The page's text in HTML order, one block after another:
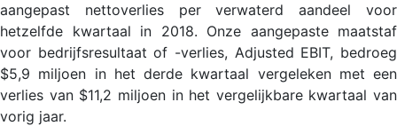
aangepast nettoverlies per verwaterd aandeel voor
hetzelfde kwartaal in 2018. Onze aangepaste maatstaf
voor bedrijfsresultaat of -verlies, Adjusted EBIT, bedroeg
$5,9 miljoen in het derde kwartaal vergeleken met een
verlies van $11,2 miljoen in het vergelijkbare kwartaal van
vorig jaar.